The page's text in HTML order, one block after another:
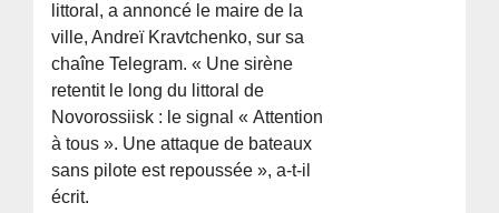
littoral, a annoncé le maire de la
ville, Andreï Kravtchenko, sur sa
chaîne Telegram. « Une sirène
retentit le long du littoral de
Novorossiisk : le signal « Attention
à tous ». Une attaque de bateaux
sans pilote est repoussée », a-t-il
écrit.